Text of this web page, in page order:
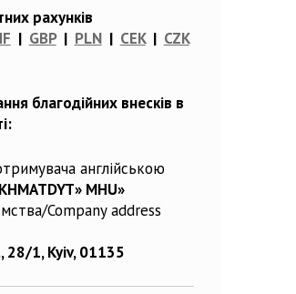
рахунків
| GBP| PLN| CEK| CZK
благодійних внесків в
англійською
MHU»
Company address
28/1, Kyiv, 01135